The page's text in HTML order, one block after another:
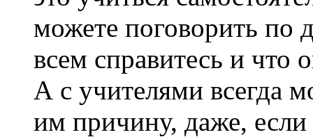
можете поговорить по
всем справитесь и что
А с учителями всегда
им причину, даже,